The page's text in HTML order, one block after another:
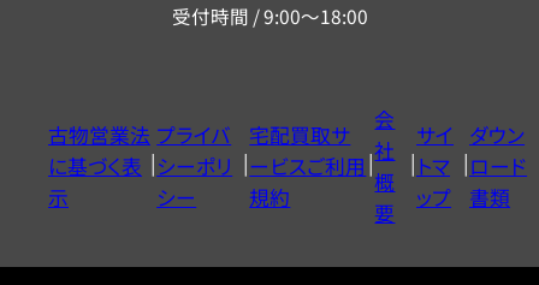
ー
ヤ
ル
0120604117
受付時間 / 9:00～18:00
古物営業法
に基づく表
示
プライバ
シーポリ
シー
宅配買取サ
ービスご利用
規約
会
社
概
要
サイ
トマ
ップ
ダウン
ロード
書類